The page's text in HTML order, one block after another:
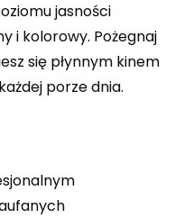
jasności
i kolorowy. Pożegnaj
się płynnym kinem
porze dnia.